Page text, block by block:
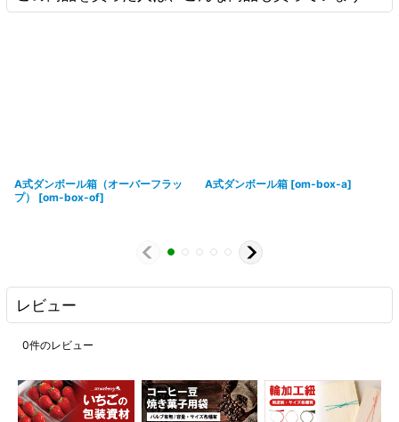
A式ダンボール箱（オーバーフラッ
プ）
[om-box-of]
A式ダンボール箱 [om-box-a]
レビュー
0件のレビュー